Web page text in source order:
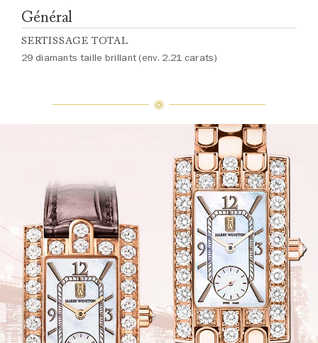
Général
SERTISSAGE TOTAL
29 diamants taille brillant (env. 2.21 carats)